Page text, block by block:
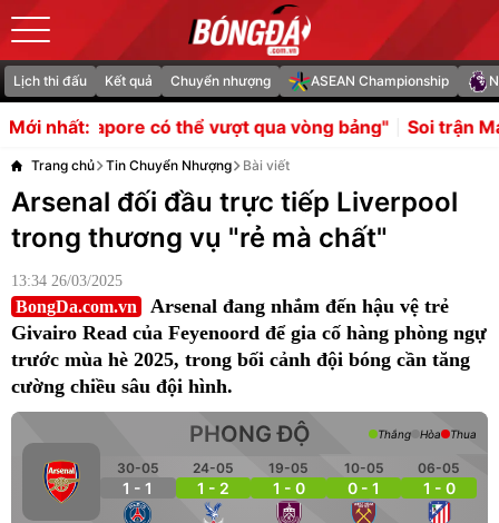
Lịch thi đấu Kết quả Chuyển nhượng ASEAN Championship
Mới nhất:
thể vượt qua vòng bảng" Soi trận Man City vs Atletico
Trang chủ Tin Chuyển Nhượng Bài viết
Arsenal đối đầu trực tiếp Liverpool
trong thương vụ "rẻ mà chất"
13:34 26/03/2025
BongDa.com.vn
Arsenal đang nhắm đến hậu vệ trẻ
Givairo Read của Feyenoord để gia cố hàng phòng ngự
trước mùa hè 2025, trong bối cảnh đội bóng cần tăng
cường chiều sâu đội hình.
PHONG ĐỘ
30-05
1 - 1
24-05
1 - 2
19-05
1 - 0
10-05
0 - 1
06-05
1 - 0
Thắng Hòa Thua